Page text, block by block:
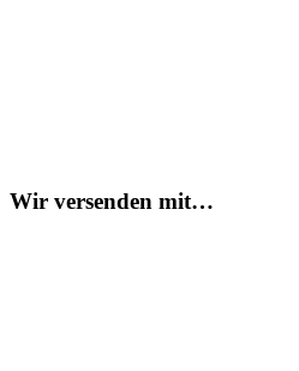
Wir versenden mit…